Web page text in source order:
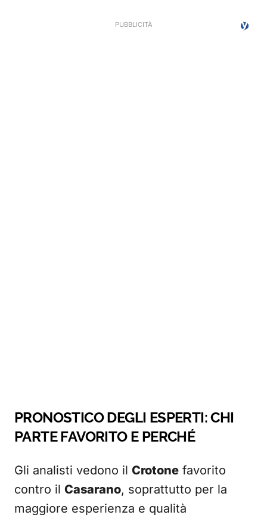
PRONOSTICO DEGLI ESPERTI: CHI
PARTE FAVORITO E PERCHÉ
Gli analisti vedono il Crotone favorito
contro il Casarano, soprattutto per la
maggiore esperienza e qualità